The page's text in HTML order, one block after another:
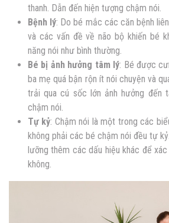
thanh. Dẫn đến hiện tượng chậm nói.
Bệnh lý: Do bé mắc các căn bệnh
và các vấn đề về não bộ khiến bé
năng nói như bình thường.
Bé bị ảnh hưởng tâm lý: Bé được
ba mẹ quá bận rộn ít nói chuyện và
trải qua cú sốc lớn ảnh hưởng đến
chậm nói.
Tự kỷ: Chậm nói là một trong các
không phải các bé chậm nói đều tự
lưỡng thêm các dấu hiệu khác để
không.